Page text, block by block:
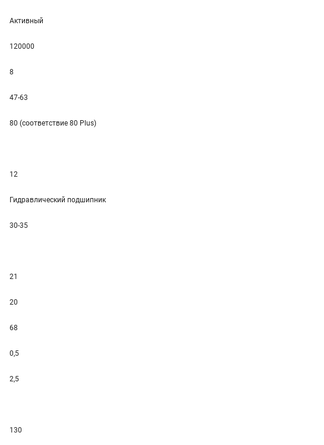
Активный
120000
8
47-63
80 (соответствие 80 Plus)
12
Гидравлический подшипник
30-35
21
20
68
0,5
2,5
130